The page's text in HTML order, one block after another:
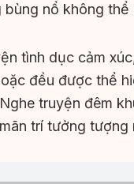
nổ không thể
tình dục cảm
đều được thể
truyện đêm
trí tưởng tượng